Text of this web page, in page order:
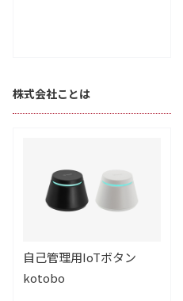
株式会社ことは
自己管理用IoTボタン
kotobo